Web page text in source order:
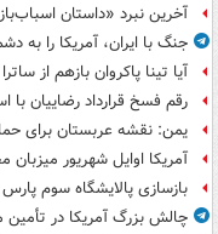
آخرین نبرد «داستان
جنگ با ایران، آمریکا را به
آیا تینا پاکروان بازهم از
رقم فسخ قرارداد رضاییان با استقلال فقط
یمن: نقشه عربستان برای
آمریکا اوایل شهریور
بازسازی پالایشگاه سوم
چالش بزرگ آمریکا در